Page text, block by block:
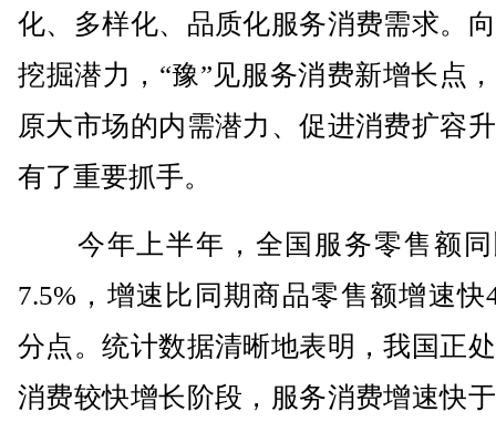
化、多样化、品质化服务消费需求。
挖掘潜力，“豫”见服务消费新增长点
原大市场的内需潜力、促进消费扩容
有了重要抓手。
今年上半年，全国服务零售额同
7.5%，增速比同期商品零售额增速快
分点。统计数据清晰地表明，我国正
消费较快增长阶段，服务消费增速快